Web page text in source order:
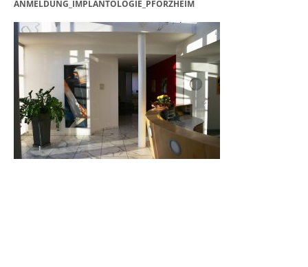
ANMELDUNG_IMPLANTOLOGIE_PFORZHEIM